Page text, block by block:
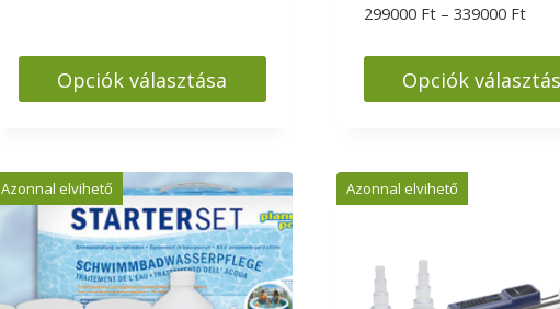
485000 Ft
Opciók választása
terméknek
több
variációja
van.
A
299000 Ft – 339000 Ft
-
Opciók
terméknek
több
van.
A
Azonnal elvihető Azonnal elvihető